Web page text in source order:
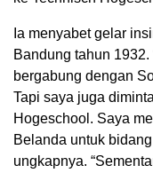
Ia menyabet gelar
Bandung tahun
bergabung dengan
Tapi saya juga
Hogeschool. Saya
Belanda untuk
ungkapnya.